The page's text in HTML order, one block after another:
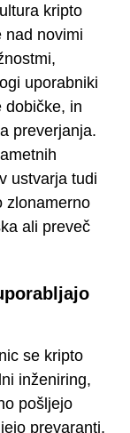
kripto
nad novimi
uporabniki
dobičke, in
preverjanja.
ustvarja tudi
zlonamerno
ali preveč
se kripto
inženiring,
pošljejo
prevaranti,